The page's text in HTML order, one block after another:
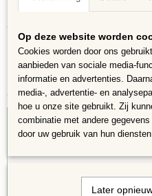
In 75 gram zitten ongeveer 55
Ook interessant
Op deze website worden
Cookies worden door ons
aanbieden van sociale media-
informatie en advertenties.
media-, advertentie- en
hoe u onze site gebruikt. Zij
combinatie met andere
door uw gebruik van hun
Later